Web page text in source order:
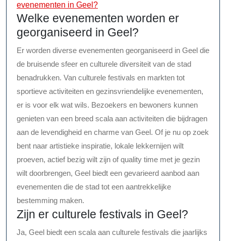
evenementen in Geel?
Welke evenementen worden er
georganiseerd in Geel?
Er worden diverse evenementen georganiseerd in Geel die
de bruisende sfeer en culturele diversiteit van de stad
benadrukken. Van culturele festivals en markten tot
sportieve activiteiten en gezinsvriendelijke evenementen,
er is voor elk wat wils. Bezoekers en bewoners kunnen
genieten van een breed scala aan activiteiten die bijdragen
aan de levendigheid en charme van Geel. Of je nu op zoek
bent naar artistieke inspiratie, lokale lekkernijen wilt
proeven, actief bezig wilt zijn of quality time met je gezin
wilt doorbrengen, Geel biedt een gevarieerd aanbod aan
evenementen die de stad tot een aantrekkelijke
bestemming maken.
Zijn er culturele festivals in Geel?
Ja, Geel biedt een scala aan culturele festivals die jaarlijks